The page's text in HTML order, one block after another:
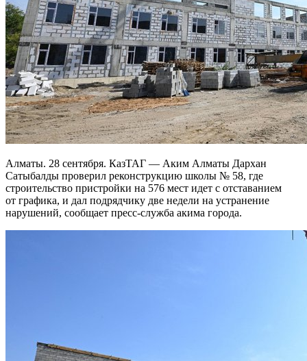
Алматы. 28 сентября. КазТАГ — Аким Алматы Дархан
Сатыбалды проверил реконструкцию школы № 58, где
строительство пристройки на 576 мест идет с отставанием
от графика, и дал подрядчику две недели на устранение
нарушений, сообщает пресс-служба акима города.